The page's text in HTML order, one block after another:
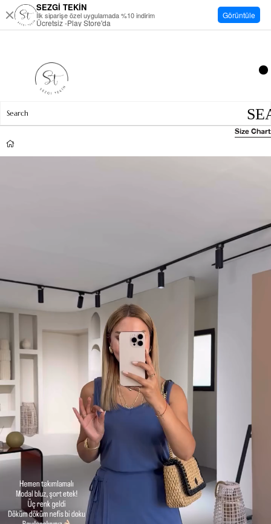
Size Chart
SEZGİ TEKİN
İlk siparişe özel uygulamada %10 indirim
Ücretsiz -Play Store'da
Görüntüle